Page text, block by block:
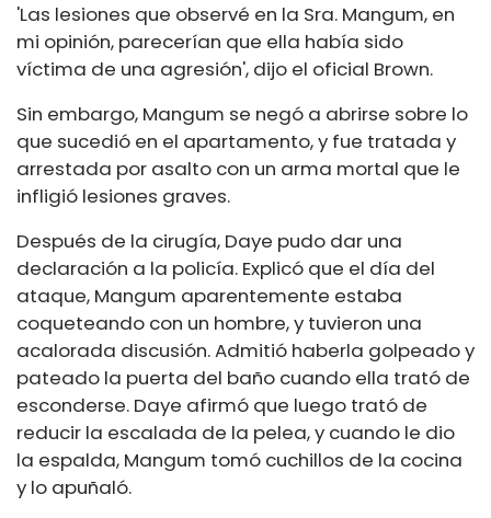
'Las lesiones que observé en la Sra. Mangum, en
mi opinión, parecerían que ella había sido
víctima de una agresión', dijo el oficial Brown.
Sin embargo, Mangum se negó a abrirse sobre lo
que sucedió en el apartamento, y fue tratada y
arrestada por asalto con un arma mortal que le
infligió lesiones graves.
Después de la cirugía, Daye pudo dar una
declaración a la policía. Explicó que el día del
ataque, Mangum aparentemente estaba
coqueteando con un hombre, y tuvieron una
acalorada discusión. Admitió haberla golpeado y
pateado la puerta del baño cuando ella trató de
esconderse. Daye afirmó que luego trató de
reducir la escalada de la pelea, y cuando le dio
la espalda, Mangum tomó cuchillos de la cocina
y lo apuñaló.